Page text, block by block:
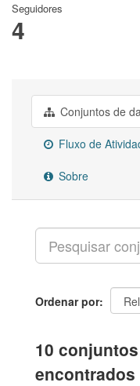
Seguidores
4
Conjuntos de
Fluxo de
Sobre
Ordenar por
10
encontrados